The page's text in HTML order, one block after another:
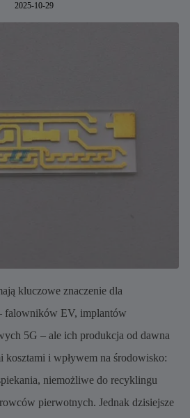
2025-10-29
kluczowe znaczenie dla
falowników EV, implantów
5G – ale ich produkcja od dawna
kosztami i wpływem na środowisko:
niemożliwe do recyklingu
pierwotnych. Jednak dzisiejsze